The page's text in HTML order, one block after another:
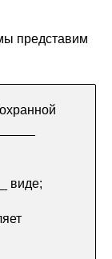
представим
виде;